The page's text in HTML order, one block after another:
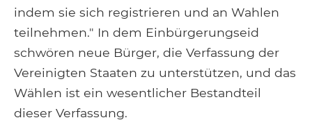
indem sie sich registrieren und an Wahlen
teilnehmen." In dem Einbürgerungseid
schwören neue Bürger, die Verfassung der
Vereinigten Staaten zu unterstützen, und das
Wählen ist ein wesentlicher Bestandteil
dieser Verfassung.